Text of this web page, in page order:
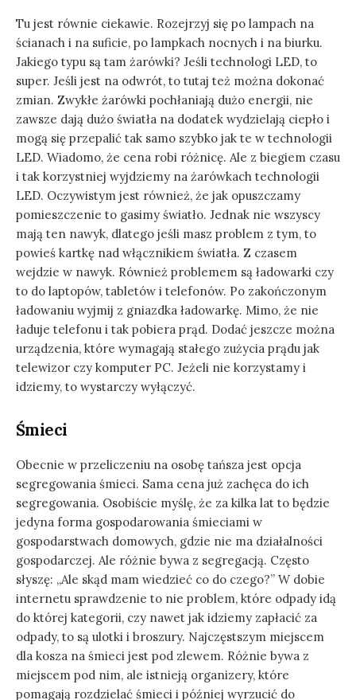
Tu jest równie ciekawie. Rozejrzyj się po lampach na
ścianach i na suficie, po lampkach nocnych i na biurku.
Jakiego typu są tam żarówki? Jeśli technologi LED, to
super. Jeśli jest na odwrót, to tutaj też można dokonać
zmian. Zwykłe żarówki pochłaniają dużo energii, nie
zawsze dają dużo światła na dodatek wydzielają ciepło i
mogą się przepalić tak samo szybko jak te w technologii
LED. Wiadomo, że cena robi różnicę. Ale z biegiem czasu
i tak korzystniej wyjdziemy na żarówkach technologii
LED. Oczywistym jest również, że jak opuszczamy
pomieszczenie to gasimy światło. Jednak nie wszyscy
mają ten nawyk, dlatego jeśli masz problem z tym, to
powieś kartkę nad włącznikiem światła. Z czasem
wejdzie w nawyk. Również problemem są ładowarki czy
to do laptopów, tabletów i telefonów. Po zakończonym
ładowaniu wyjmij z gniazdka ładowarkę. Mimo, że nie
ładuje telefonu i tak pobiera prąd. Dodać jeszcze można
urządzenia, które wymagają stałego zużycia prądu jak
telewizor czy komputer PC. Jeżeli nie korzystamy i
idziemy, to wystarczy wyłączyć.
Śmieci
Obecnie w przeliczeniu na osobę tańsza jest opcja
segregowania śmieci. Sama cena już zachęca do ich
segregowania. Osobiście myślę, że za kilka lat to będzie
jedyna forma gospodarowania śmieciami w
gospodarstwach domowych, gdzie nie ma działalności
gospodarczej. Ale różnie bywa z segregacją. Często
słyszę: „Ale skąd mam wiedzieć co do czego?” W dobie
internetu sprawdzenie to nie problem, które odpady idą
do której kategorii, czy nawet jak idziemy zapłacić za
odpady, to są ulotki i broszury. Najczęstszym miejscem
dla kosza na śmieci jest pod zlewem. Różnie bywa z
miejscem pod nim, ale istnieją organizery, które
pomagają rozdzielać śmieci i później wyrzucić do